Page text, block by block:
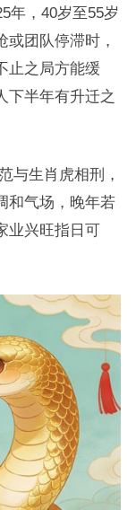
年，40岁至55岁
团队停滞时，
止之局方能缓
下半年有升迁之
与生肖虎相刑，
和气场，晚年若
业兴旺指日可